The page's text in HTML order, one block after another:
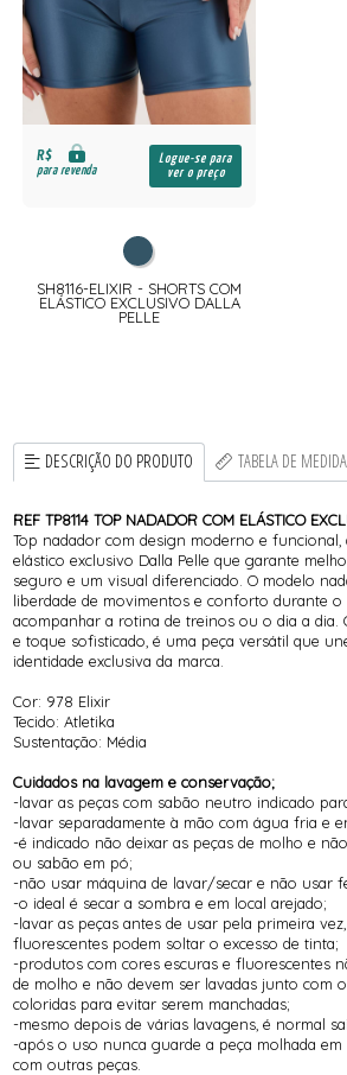
R$
para revenda
Logue-se para
ver o preço
SH8116-ELIXIR - SHORTS COM
ELÁSTICO EXCLUSIVO DALLA
PELLE
DESCRIÇÃO DO PRODUTO TABELA DE
REF TP8114 TOP NADADOR COM ELÁSTICO
Top nadador com design moderno e funcional,
elástico exclusivo Dalla Pelle que garante
seguro e um visual diferenciado. O modelo
liberdade de movimentos e conforto durante o
acompanhar a rotina de treinos ou o dia a dia.
e toque sofisticado, é uma peça versátil que
identidade exclusiva da marca.
Cor: 978 Elixir
Tecido: Atletika
Sustentação: Média
Cuidados na lavagem e conservação;
-lavar as peças com sabão neutro indicado
-lavar separadamente à mão com água fria e
-é indicado não deixar as peças de molho e
ou sabão em pó;
-não usar máquina de lavar/secar e não usar
-o ideal é secar a sombra e em local arejado;
-lavar as peças antes de usar pela primeira
fluorescentes podem soltar o excesso de tinta;
-produtos com cores escuras e fluorescentes
de molho e não devem ser lavadas junto com
coloridas para evitar serem manchadas;
-mesmo depois de várias lavagens, é normal
-após o uso nunca guarde a peça molhada
com outras peças.